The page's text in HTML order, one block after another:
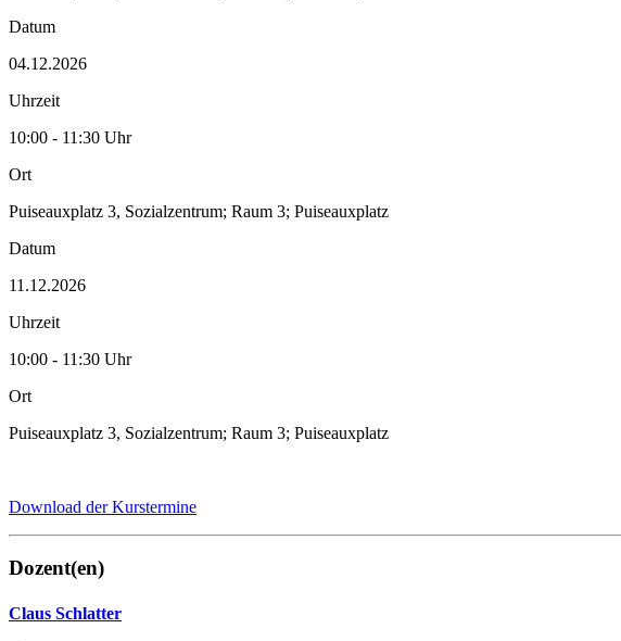
Datum
04.12.2026
Uhrzeit
10:00 - 11:30 Uhr
Ort
Puiseauxplatz 3, Sozialzentrum; Raum 3; Puiseauxplatz
Datum
11.12.2026
Uhrzeit
10:00 - 11:30 Uhr
Ort
Puiseauxplatz 3, Sozialzentrum; Raum 3; Puiseauxplatz
Download der Kurstermine
Dozent(en)
Claus Schlatter